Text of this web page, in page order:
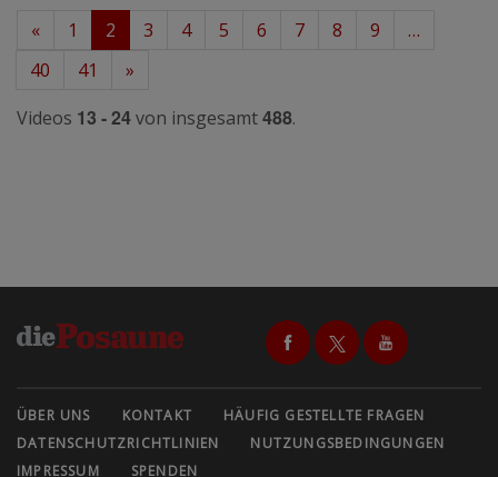
« 1 2 3 4 5 6 7 8 9
…
40
41
»
Videos 13 - 24von insgesamt488.
ÜBER UNS KONTAKT
HÄUFIG GESTELLTE FRAGEN
DATENSCHUTZRICHTLINIEN
NUTZUNGSBEDINGUNGEN
IMPRESSUM
SPENDEN